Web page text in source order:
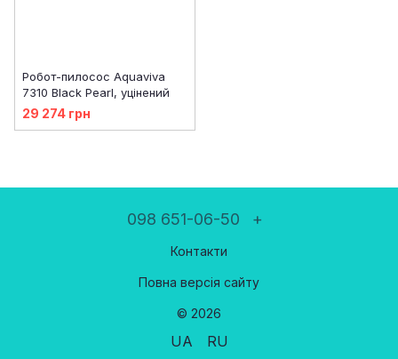
Робот-пилосос Aquaviva
7310 Black Pearl, уцінений
29 274 грн
098 651-06-50 +
Контакти
Повна версія сайту
© 2026
UA RU